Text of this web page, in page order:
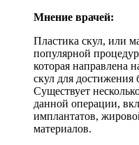
Мнение врачей:
Пластика скул, или
популярной
которая направлена
скул для достижения
Существует
данной операции,
имплантатов,
материалов.